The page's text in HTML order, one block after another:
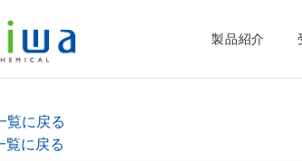
製品紹介
覧に戻る
覧に戻る